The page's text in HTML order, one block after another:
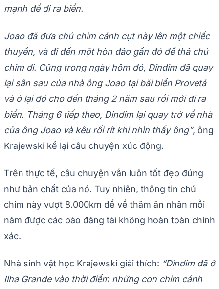
mạnh để đi ra biển.
Joao đã đưa chú chim cánh cụt này lên một chiếc
thuyền, và đi đến một hòn đảo gần đó để thả chú
chim đi. Cũng trong ngày hôm đó, Dindim đã quay
lại sân sau của nhà ông Joao tại bãi biển Provetá
và ở lại đó cho đến tháng 2 năm sau rồi mới đi ra
biển. Tháng 6 tiếp theo, Dindim lại quay trở về nhà
của ông Joao và kêu rối rít khi nhìn thấy ông”, ông
Krajewski kể lại câu chuyện xúc động.
Trên thực tế, câu chuyện vẫn luôn tốt đẹp đúng
như bản chất của nó. Tuy nhiên, thông tin chú
chim này vượt 8.000km để về thăm ân nhân mỗi
năm được các báo đăng tải không hoàn toàn chính
xác.
Nhà sinh vật học Krajewski giải thích: “Dindim đã ở
Ilha Grande vào thời điểm những con chim cánh